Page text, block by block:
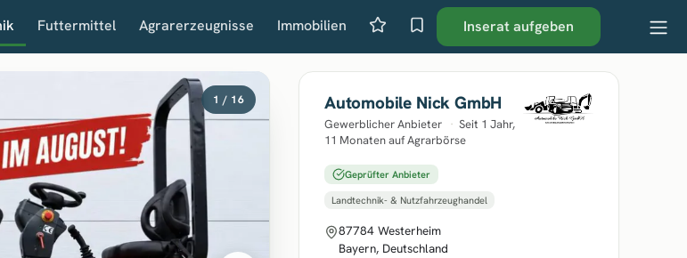
Futtermittel Agrarerzeugnisse Immobilien Inserat aufgeben
1 / 16 Automobile Nick GmbH
Gewerblicher Anbieter · Seit 1 Jahr,
11 Monaten auf Agrarbörse
Geprüfter Anbieter
Landtechnik- & Nutzfahrzeughandel
87784 Westerheim
Bayern, Deutschland